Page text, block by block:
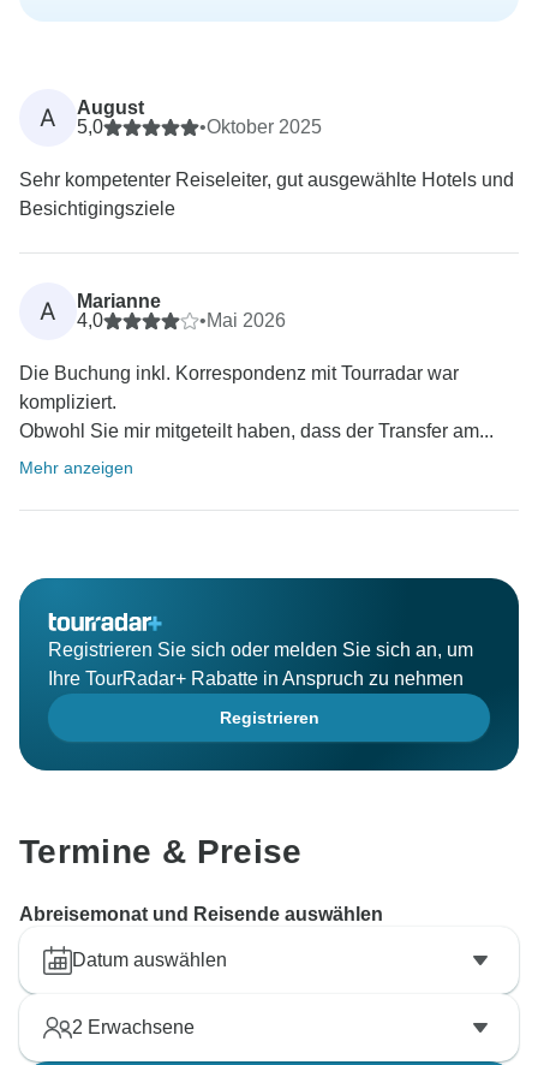
A
August
5,0
•Oktober 2025
Sehr kompetenter Reiseleiter, gut ausgewählte Hotels und
Besichtigingsziele
A
Marianne
4,0
•Mai 2026
Die Buchung inkl. Korrespondenz mit Tourradar war
kompliziert.
Obwohl Sie mir mitgeteilt haben, dass der Transfer am...
Mehr anzeigen
Registrieren Sie sich oder melden Sie sich an, um
Ihre TourRadar+ Rabatte in Anspruch zu nehmen
Registrieren
Termine & Preise
Abreisemonat und Reisende auswählen
Datum auswählen
2 Erwachsene